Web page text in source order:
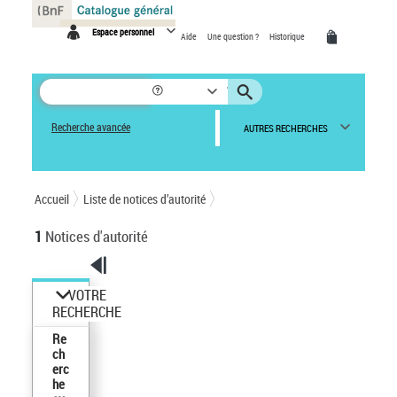
Espace personnel Aide Une question ? Historique
Recherche avancée AUTRES RECHERCHES
Accueil Liste de notices d’autorité
1 Notices d'autorité
VOTRE
RECHERCHE
Re
ch
erc
he
Panneau de gestion des cookies